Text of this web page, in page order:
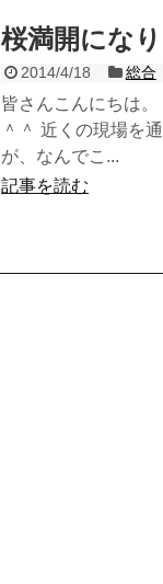
桜満開にな
2014/4/18 総合
皆さんこんにちは
＾＾ 近くの現場を
が、なんでこ...
記事を読む